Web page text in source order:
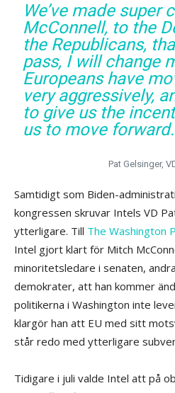
We’ve made super
McConnell, to the
the Republicans,
pass, I will change
Europeans have
very aggressively,
to give us the
us to move forward.
Pat Gelsinger,
Samtidigt som Biden-
kongressen skruvar Intels VD
ytterligare. Till The Washington
Intel gjort klart för Mitch
minoritetsledare i senaten,
demokrater, att han kommer
politikerna i Washington inte
klargör han att EU med sitt
står redo med ytterligare
Tidigare i juli valde Intel att på